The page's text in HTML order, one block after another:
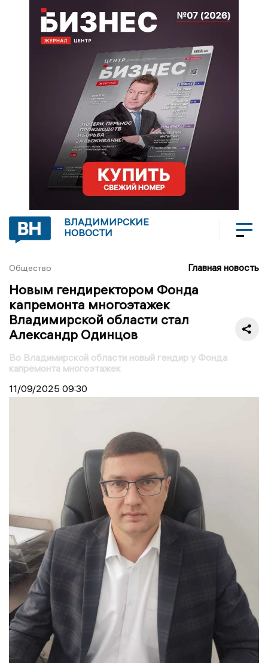
ВЛАДИМИРСКИЕ
НОВОСТИ
Общество Главная новость
Новым гендиректором Фонда
капремонта многоэтажек
Владимирской области стал
Александр Одинцов
Во Владимирской области новый гендир у Фонда
капремонта многоэтажек
11/09/2025 09:30